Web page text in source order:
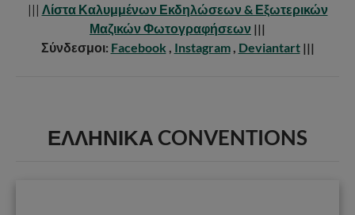
||| Λίστα Καλυμμένων Εκδηλώσεων & Εξωτερικών
Μαζικών Φωτογραφήσεων |||
Σύνδεσμοι: Facebook , Instagram, Deviantart|||
ΕΛΛΗΝΙΚΑ CONVENTIONS